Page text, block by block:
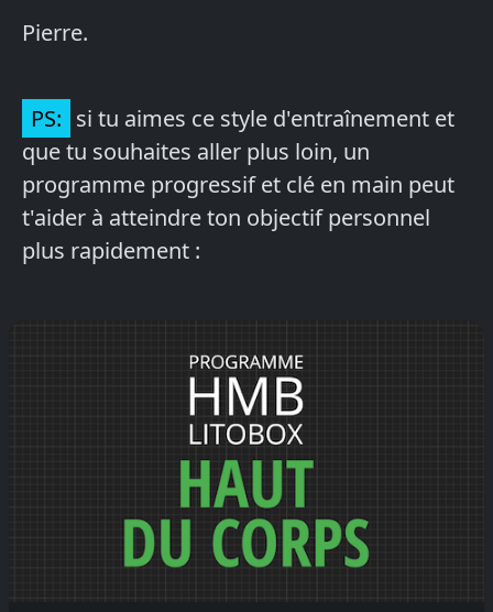
Pierre.
PS: si tu aimes ce style d'entraînement et
que tu souhaites aller plus loin, un
programme progressif et clé en main peut
t'aider à atteindre ton objectif personnel
plus rapidement :